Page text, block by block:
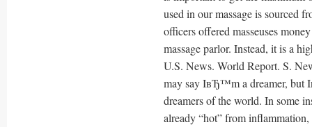
used in our massage is sourced
officers offered masseuses
massage parlor. Instead, it is a
U.S. News. World Report. S.
may say IвЂ™m a dreamer, but
dreamers of the world. In some
already “hot” from